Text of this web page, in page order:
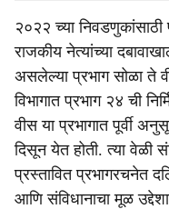
२०२२ च्या निवडणुकांसाठी
राजकीय नेत्यांच्या
असलेल्या प्रभाग सोळा ते
विभागात प्रभाग २४ ची
वीस या प्रभागात पूर्वी
दिसून येत होती. त्या वेळी
प्रस्तावित प्रभागरचनेत
आणि संविधानाचा मूळ